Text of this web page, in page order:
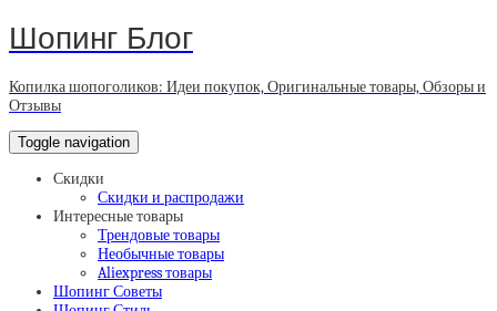
Шопинг Блог
Копилка шопоголиков: Идеи покупок, Оригинальные товары, Обзоры и
Отзывы
Toggle navigation
Скидки
Скидки и распродажи
Интересные товары
Трендовые товары
Необычные товары
Aliexpress товары
Шопинг Советы